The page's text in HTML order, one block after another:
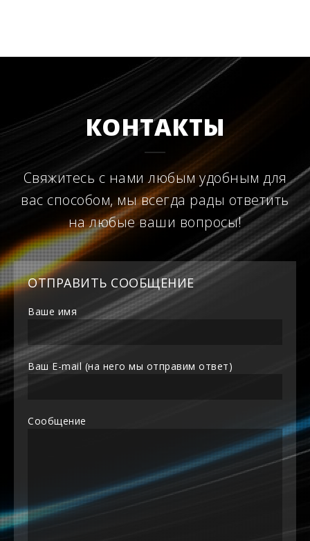
КОНТАКТЫ
Свяжитесь с нами любым удобным для
вас способом, мы всегда рады ответить
на любые ваши вопросы!
ОТПРАВИТЬ СООБЩЕНИЕ
Ваше имя
Ваш E-mail (на него мы отправим ответ)
Сообщение